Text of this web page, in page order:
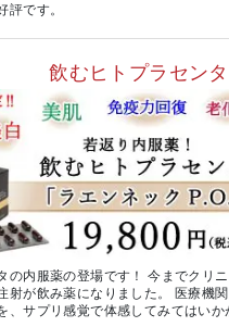
です。
飲むヒトプラセンタ
の内服薬の登場です！ 今までクリ
射が飲み薬になりました。 医療機
、サプリ感覚で体感してみてはいか